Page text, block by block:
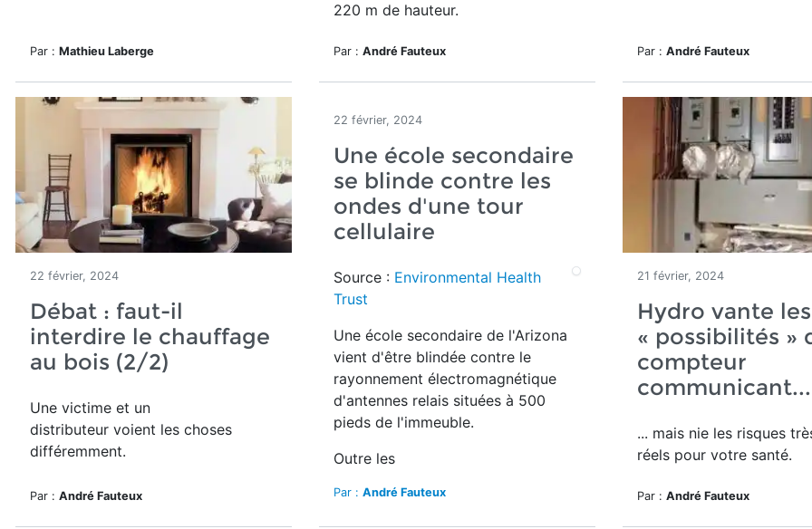
Par : Mathieu Laberge
220 m de hauteur.
Par : André Fauteux Par : André Fauteux
22 février, 2024
Débat : faut-il
interdire le chauffage
au bois (2/2)
Une victime et un
distributeur voient les choses
différemment.
Par : André Fauteux
22 février, 2024
Une école secondaire
se blinde contre les
ondes d'une tour
cellulaire
Source : Environmental Health
Trust
Une école secondaire de l'Arizona
vient d'être blindée contre le
rayonnement électromagnétique
d'antennes relais situées à 500
pieds de l'immeuble.
Outre les
Par : André Fauteux
21 février, 2024
Hydro vante les
« possibilités »
compteur
communicant...
... mais nie les risques
réels pour votre santé.
Par : André Fauteux